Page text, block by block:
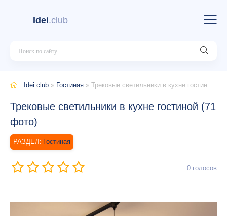
Idei.club
Idei.club » Гостиная » Трековые светильники в кухне гостиной (71 фото)
Трековые светильники в кухне гостиной (71
фото)
Гостиная
0 голосов